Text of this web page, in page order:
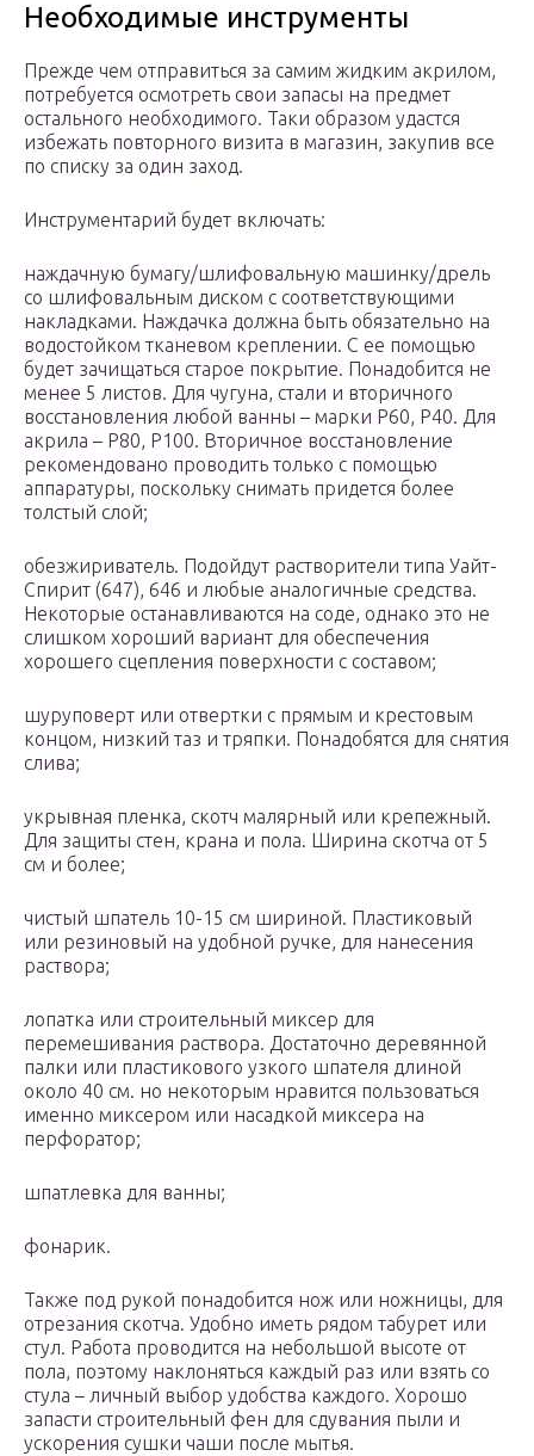
Необходимые инструменты
Прежде чем отправиться за самим жидким акрилом,
потребуется осмотреть свои запасы на предмет
остального необходимого. Таки образом удастся
избежать повторного визита в магазин, закупив все
по списку за один заход.
Инструментарий будет включать:
наждачную бумагу/шлифовальную машинку/дрель
со шлифовальным диском с соответствующими
накладками. Наждачка должна быть обязательно на
водостойком тканевом креплении. С ее помощью
будет зачищаться старое покрытие. Понадобится не
менее 5 листов. Для чугуна, стали и вторичного
восстановления любой ванны – марки Р60, Р40. Для
акрила – Р80, Р100. Вторичное восстановление
рекомендовано проводить только с помощью
аппаратуры, поскольку снимать придется более
толстый слой;
обезжириватель. Подойдут растворители типа Уайт-
Спирит (647), 646 и любые аналогичные средства.
Некоторые останавливаются на соде, однако это не
слишком хороший вариант для обеспечения
хорошего сцепления поверхности с составом;
шуруповерт или отвертки с прямым и крестовым
концом, низкий таз и тряпки. Понадобятся для снятия
слива;
укрывная пленка, скотч малярный или крепежный.
Для защиты стен, крана и пола. Ширина скотча от 5
см и более;
чистый шпатель 10-15 см шириной. Пластиковый
или резиновый на удобной ручке, для нанесения
раствора;
лопатка или строительный миксер для
перемешивания раствора. Достаточно деревянной
палки или пластикового узкого шпателя длиной
около 40 см. но некоторым нравится пользоваться
именно миксером или насадкой миксера на
перфоратор;
шпатлевка для ванны;
фонарик.
Также под рукой понадобится нож или ножницы, для
отрезания скотча. Удобно иметь рядом табурет или
стул. Работа проводится на небольшой высоте от
пола, поэтому наклоняться каждый раз или взять со
стула – личный выбор удобства каждого. Хорошо
запасти строительный фен для сдувания пыли и
ускорения сушки чаши после мытья.